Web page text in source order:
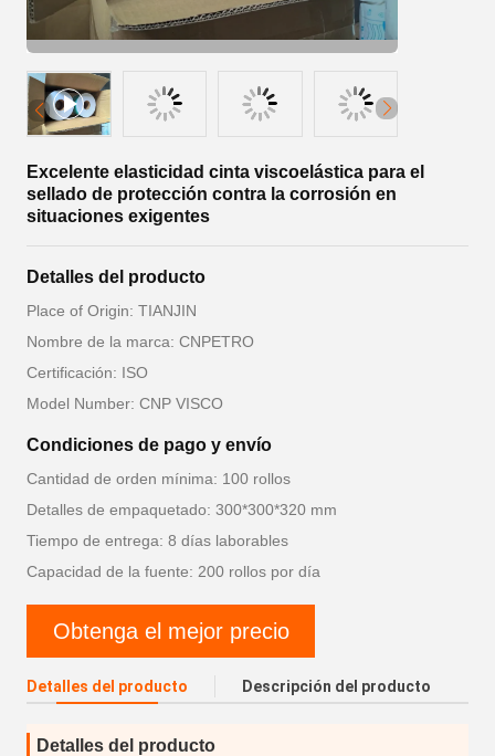
Excelente elasticidad cinta viscoelástica para el
sellado de protección contra la corrosión en
situaciones exigentes
Detalles del producto
Place of Origin: TIANJIN
Nombre de la marca: CNPETRO
Certificación: ISO
Model Number: CNP VISCO
Condiciones de pago y envío
Cantidad de orden mínima: 100 rollos
Detalles de empaquetado: 300*300*320 mm
Tiempo de entrega: 8 días laborables
Capacidad de la fuente: 200 rollos por día
Obtenga el mejor precio
Detalles del producto Descripción del producto
Detalles del producto